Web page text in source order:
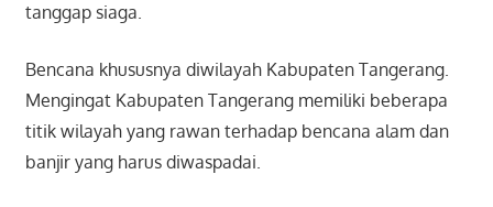
tanggap siaga.
Bencana khususnya diwilayah Kabupaten Tangerang.
Mengingat Kabupaten Tangerang memiliki beberapa
titik wilayah yang rawan terhadap bencana alam dan
banjir yang harus diwaspadai.